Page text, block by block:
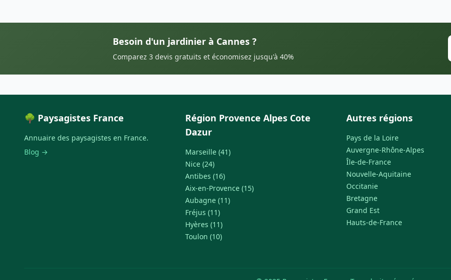
Besoin d'un jardinier à Cannes ?
Comparez 3 devis gratuits et économisez jusqu'à 40%
🌳 Paysagistes France
Annuaire des paysagistes en France.
Blog →
Région Provence Alpes Cote
Dazur
Marseille (41)
Nice (24)
Antibes (16)
Aix-en-Provence (15)
Aubagne (11)
Fréjus (11)
Hyères (11)
Toulon (10)
Autres régions
Pays de la Loire
Auvergne-Rhône-Alpes
Île-de-France
Nouvelle-Aquitaine
Occitanie
Bretagne
Grand Est
Hauts-de-France